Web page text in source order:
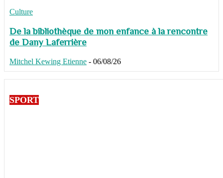
Culture
De la bibliothèque de mon enfance à la rencontre
de Dany Laferrière
Mitchel Kewing Etienne - 06/08/26
SPORT